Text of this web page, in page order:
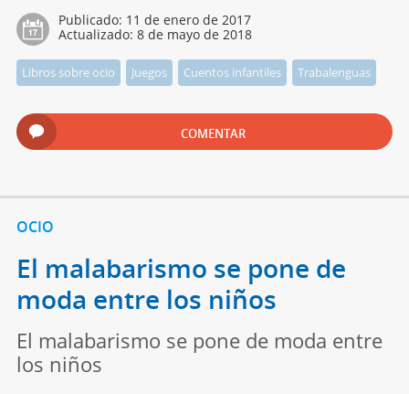
Publicado: 11 de enero de 2017
Actualizado: 8 de mayo de 2018
Libros sobre ocio Juegos Cuentos infantiles Trabalenguas
COMENTAR
OCIO
El malabarismo se pone de
moda entre los niños
El malabarismo se pone de moda entre
los niños